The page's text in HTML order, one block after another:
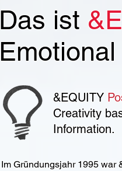
Das ist
&EQUITY
Creativity
Information.
Im Gründungsjahr 1995 war